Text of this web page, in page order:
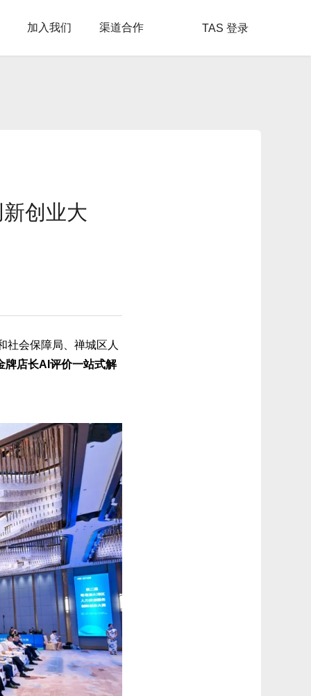
加入我们 渠道合作 TAS 登录
创业大
社会保障局、禅城区人
牌店长AI评价一站式解